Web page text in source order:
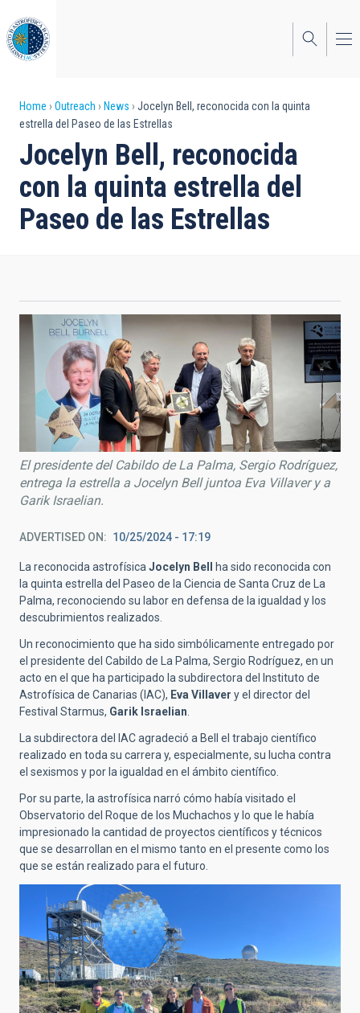
to
main
content
Breadcrumb
Home Outreach News
Jocelyn Bell, reconocida con la quinta
estrella del Paseo de las Estrellas
Jocelyn Bell, reconocida
con la quinta estrella del
Paseo de las Estrellas
El presidente del Cabildo de La Palma, Sergio Rodríguez,
entrega la estrella a Jocelyn Bell juntoa Eva Villaver y a
Garik Israelian.
ADVERTISED ON 10/25/2024 - 17:19
La reconocida astrofísicaJocelyn Bell
ha sido reconocida con
la quinta estrella del Paseo de la Ciencia de Santa Cruz de La
Palma, reconociendo su labor en defensa de la igualdad y los
descubrimientos realizados.
Un reconocimiento que ha sido simbólicamente entregado por
el presidente del Cabildo de La Palma, Sergio Rodríguez, en un
acto en el que ha participado la subdirectora del Instituto de
Astrofísica de Canarias (IAC), Eva Villaver y el director del
Festival Starmus, Garik Israelian.
La subdirectora del IAC agradeció a Bell el trabajo científico
realizado en toda su carrera y, especialmente, su lucha contra
el sexismos y por la igualdad en el ámbito científico.
Por su parte, la astrofísica narró cómo había visitado el
Observatorio del Roque de los Muchachos y lo que le había
impresionado la cantidad de proyectos científicos y técnicos
que se desarrollan en el mismo tanto en el presente como los
que se están realizado para el futuro.